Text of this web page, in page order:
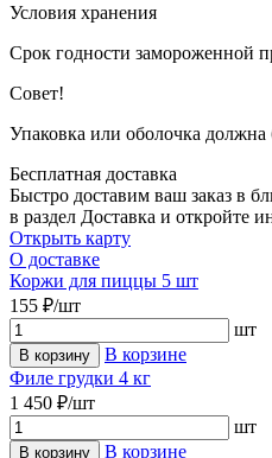
Условия хранения
Срок годности замороженной
Совет!
Упаковка или оболочка
Бесплатная доставка
Быстро доставим ваш заказ в
в раздел Доставка и откройте
Открыть карту
О доставке
Коржи для пиццы 5 шт
155 ₽/шт
шт
В корзину
В корзине
Филе грудки 4 кг
1 450 ₽/шт
шт
В корзину
В корзине